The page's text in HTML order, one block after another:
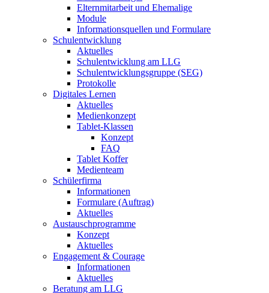
Elternmitarbeit und Ehemalige
Module
Informationsquellen und Formulare
Schulentwicklung
Aktuelles
Schulentwicklung am LLG
Schulentwicklungsgruppe (SEG)
Protokolle
Digitales Lernen
Aktuelles
Medienkonzept
Tablet-Klassen
Konzept
FAQ
Tablet Koffer
Medienteam
Schülerfirma
Informationen
Formulare (Auftrag)
Aktuelles
Austauschprogramme
Konzept
Aktuelles
Engagement & Courage
Informationen
Aktuelles
Beratung am LLG